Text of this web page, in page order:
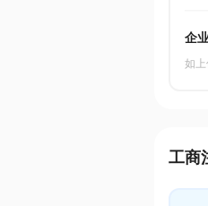
企
如
工商